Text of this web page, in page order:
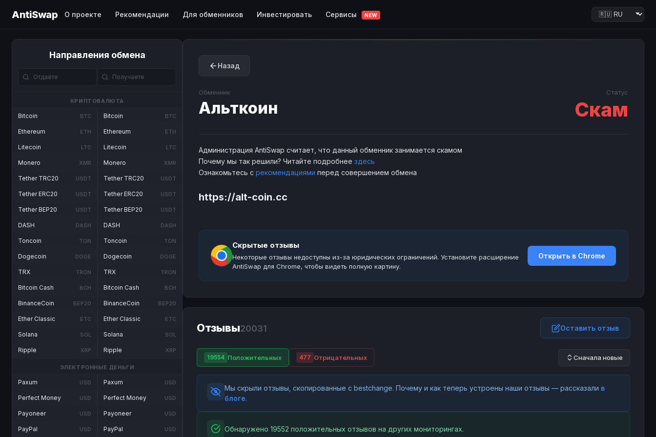
AntiSwap О проекте Рекомендации Для обменников Инвестировать Сервисы NEW
Направления обмена
КРИПТОВАЛЮТА
Bitcoin BTC
Ethereum ETH
Litecoin LTC
Monero XMR
Tether TRC20 USDT
Tether ERC20 USDT
Tether BEP20 USDT
DASH DASH
Toncoin TON
Dogecoin DOGE
TRX TRON
Bitcoin Cash BCH
BinanceCoin BEP20
Ether Classic ETC
Solana SOL
Ripple XRP
Bitcoin BTC
Ethereum ETH
Litecoin LTC
Monero XMR
Tether TRC20 USDT
Tether ERC20 USDT
Tether BEP20 USDT
DASH DASH
Toncoin TON
Dogecoin DOGE
TRX TRON
Bitcoin Cash BCH
BinanceCoin BEP20
Ether Classic ETC
Solana SOL
Ripple XRP
ЭЛЕКТРОННЫЕ ДЕНЬГИ
Paxum USD
Perfect Money USD
Payoneer USD
PayPal USD
Paxum USD
Perfect Money USD
Payoneer USD
PayPal USD
Назад
Обменник
Альткоин
Статус
Скам
Администрация AntiSwap считает, что данный обменник занимается скамом
Почему мы так решили? Читайте подробнее здесь
Ознакомьтесь с рекомендациями перед совершением обмена
https://alt-coin.cc
Скрытые отзывы
Некоторые отзывы недоступны из-за юридических ограничений. Установите расширение
AntiSwap для Chrome, чтобы видеть полную картину.
Открыть в Chrome
Отзывы20031 Оставить отзыв
19554 Положительных 477 Отрицательных Сначала новые
Мы скрыли отзывы, скопированные с bestchange. Почему и как теперь устроены наши отзывы — рассказали в
блоге.
Обнаружено 19552 положительных отзывов на других мониторингах.